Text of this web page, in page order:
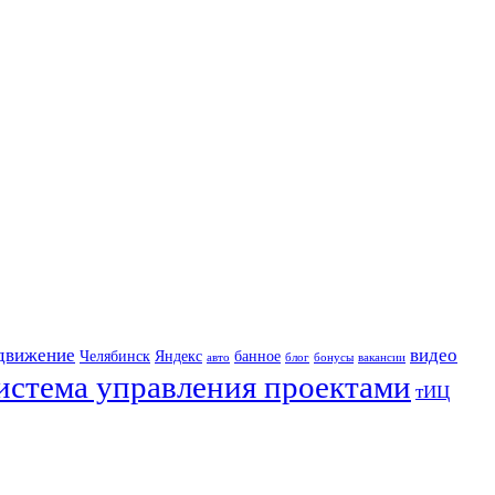
Челябинск Яндекс авто банное блог бонусы вакансии видео
управления проектами тИЦ